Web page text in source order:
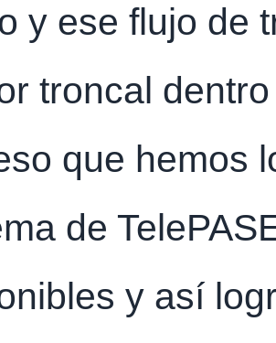
y ese flujo de
troncal
que hemos
de
y así